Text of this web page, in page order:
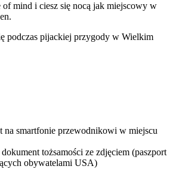
of mind i ciesz się nocą jak miejscowy w
podczas pijackiej przygody w Wielkim
na smartfonie przewodnikowi w miejscu
tożsamości ze zdjęciem (paszport
obywatelami USA)